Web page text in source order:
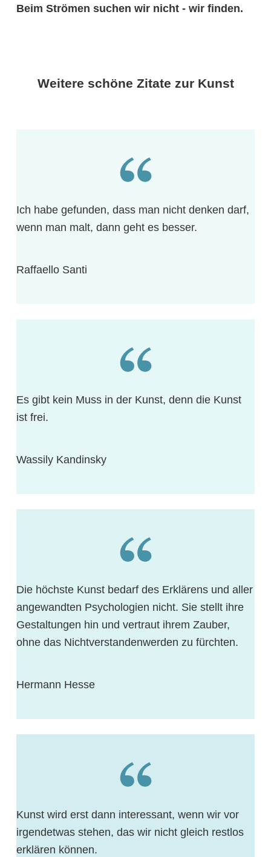
Beim Strömen suchen wir nicht - wir finden.
Weitere schöne Zitate zur Kunst
Ich habe gefunden, dass man nicht denken darf,
wenn man malt, dann geht es besser.
Raffaello Santi
Es gibt kein Muss in der Kunst, denn die Kunst
ist frei.
Wassily Kandinsky
Die höchste Kunst bedarf des Erklärens und aller
angewandten Psychologien nicht. Sie stellt ihre
Gestaltungen hin und vertraut ihrem Zauber,
ohne das Nichtverstandenwerden zu fürchten.
Hermann Hesse
Kunst wird erst dann interessant, wenn wir vor
irgendetwas stehen, das wir nicht gleich restlos
erklären können.